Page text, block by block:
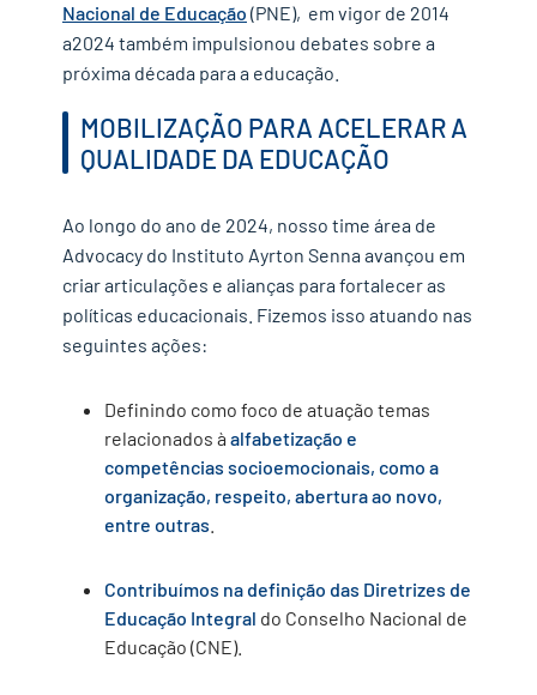
Nacional de Educação (PNE), em vigor de 2014
a2024 também impulsionou debates sobre a
próxima década para a educação.
MOBILIZAÇÃO PARA ACELERAR A
QUALIDADE DA EDUCAÇÃO
Ao longo do ano de 2024, nosso time área de
Advocacy do Instituto Ayrton Senna avançou em
criar articulações e alianças para fortalecer as
políticas educacionais. Fizemos isso atuando nas
seguintes ações:
Definindo como foco de atuação temas
relacionados àalfabetização e
competências socioemocionais, como a
organização, respeito, abertura ao novo,
entre outras
Contribuímos na definição das Diretrizes de
Educação Integral do Conselho Nacional de
Educação (CNE).